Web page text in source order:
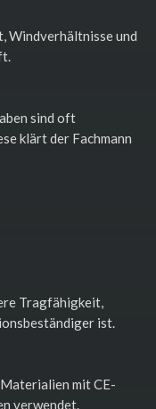
Windverhältnisse und
sind oft
klärt der Fachmann
Tragfähigkeit,
ist.
mit CE-
verwendet.